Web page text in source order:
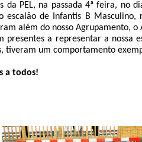
da PEL, na passada 4ª feira, no
escalão de Infantis B Masculino,
além do nosso Agrupamento, o
presentes a representar a nossa
tiveram um comportamento
a todos!